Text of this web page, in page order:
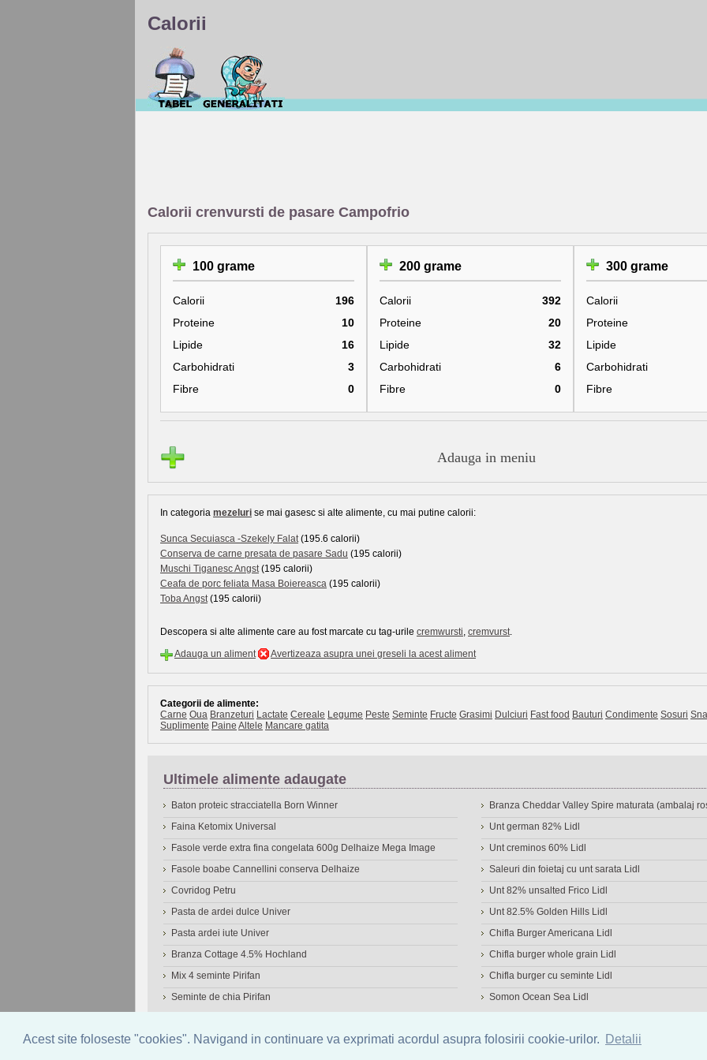
Acest site foloseste "cookies". Navigand in continuare va exprimati acordul asupra folosirii cookie-urilor. Detalii
Calorii
Calorii crenvursti de pasare Campofrio
100 grame
Calorii
196
Proteine
10
Lipide
16
Carbohidrati
3
Fibre
0
200 grame
Calorii
392
Proteine
20
Lipide
32
Carbohidrati
6
Fibre
0
300 grame
Calorii
Proteine
Lipide
Carbohidrati
Fibre
Adauga in meniu
In categoria mezeluri se mai gasesc si alte alimente, cu mai putine calorii:
Sunca Secuiasca -Szekely Falat(195.6 calorii)
Conserva de carne presata de pasare Sadu (195 calorii)
Muschi Tiganesc Angst(195 calorii)
Ceafa de porc feliata Masa Boiereasca (195 calorii)
Toba Angst(195 calorii)
Descopera si alte alimente care au fost marcate cu tag-urile cremwursti, cremvurst.
Adauga un aliment
Avertizeaza asupra unei greseli la acest aliment
Categorii de alimente:
Carne Oua Branzeturi Lactate Cereale Legume Peste Seminte Fructe Grasimi Dulciuri Fast food Bauturi Condimente Sosuri
Suplimente Paine Altele Mancare gatita
Ultimele alimente adaugate
Baton proteic stracciatella Born Winner
Faina Ketomix Universal
Fasole verde extra fina congelata 600g Delhaize Mega Image
Fasole boabe Cannellini conserva Delhaize
Covridog Petru
Pasta de ardei dulce Univer
Pasta ardei iute Univer
Branza Cottage 4.5% Hochland
Mix 4 seminte Pirifan
Seminte de chia Pirifan
Branza Cheddar Valley Spire maturata (ambalaj
Unt german 82% Lidl
Unt creminos 60% Lidl
Saleuri din foietaj cu unt sarata Lidl
Unt 82% unsalted Frico Lidl
Unt 82.5% Golden Hills Lidl
Chifla Burger Americana Lidl
Chifla burger whole grain Lidl
Chifla burger cu seminte Lidl
Somon Ocean Sea Lidl
© 2006-2026 OneDen.com|Cautare avansata de alimente | Calculator calorii| Calorii consumate|IMC